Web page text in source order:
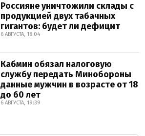
Россияне уничтожили склады с
продукцией двух табачных
гигантов: будет ли дефицит
6 АВГУСТА, 18:04
Кабмин обязал налоговую
службу передать Минобороны
данные мужчин в возрасте от 18
до 60 лет
6 АВГУСТА, 19:39